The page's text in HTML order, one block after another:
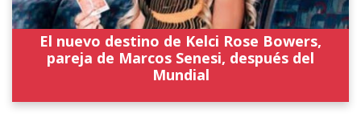
El nuevo destino de Kelci Rose Bowers,
pareja de Marcos Senesi, después del
Mundial